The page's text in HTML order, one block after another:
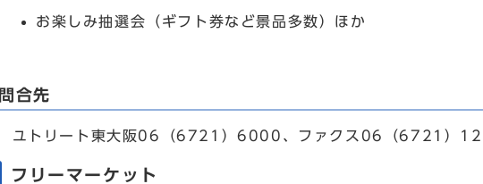
お楽しみ抽選会（ギフト券など景品多数）ほか
問合先
ユトリート東大阪06（6721）6000、ファクス06（6721）
フリーマーケット